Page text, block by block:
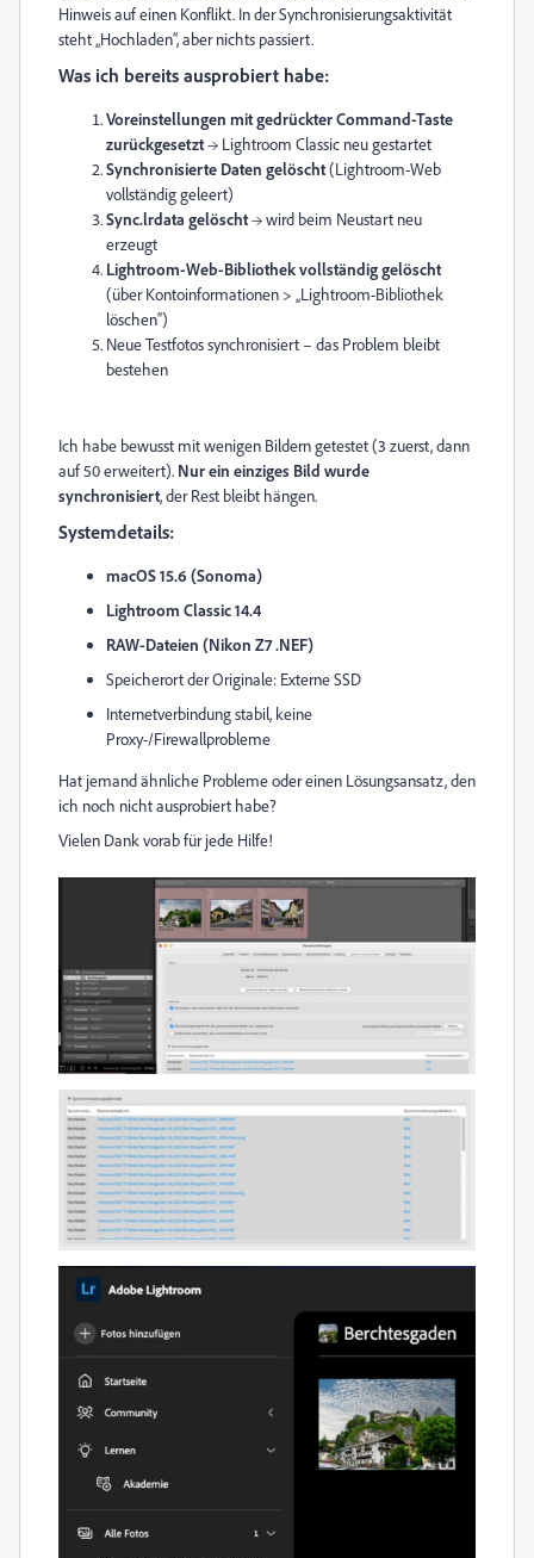
Hinweis auf einen Konflikt. In der Synchronisierungsaktivität
steht „Hochladen“, aber nichts passiert.
Was ich bereits ausprobiert habe:
Voreinstellungen mit gedrückter Command-Taste
zurückgesetzt→ Lightroom Classic neu gestartet
Synchronisierte Daten gelöscht(Lightroom-Web
vollständig geleert)
Sync.lrdata gelöscht→ wird beim Neustart neu
erzeugt
Lightroom-Web-Bibliothek vollständig gelöscht
(über Kontoinformationen > „Lightroom-Bibliothek
löschen“)
Neue Testfotos synchronisiert – das Problem bleibt
bestehen
Ich habe bewusst mit wenigen Bildern getestet (3 zuerst, dann
auf 50 erweitert). Nur ein einziges Bild wurde
synchronisiert, der Rest bleibt hängen.
Systemdetails:
macOS 15.6 (Sonoma)
Lightroom Classic 14.4
RAW-Dateien (Nikon Z7 .NEF)
Speicherort der Originale: Externe SSD
Internetverbindung stabil, keine
Proxy-/Firewallprobleme
Hat jemand ähnliche Probleme oder einen Lösungsansatz, den
ich noch nicht ausprobiert habe?
Vielen Dank vorab für jede Hilfe!